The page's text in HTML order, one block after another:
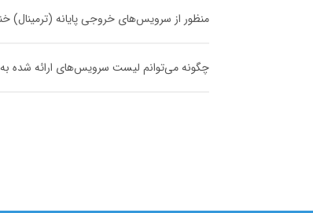
منظور از سرویس‌های خروجی پایانه
چگونه می‌توانم لیست سرویس‌های ارائه شده به